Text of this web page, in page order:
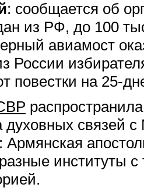
: сообщается об
из РФ, до 100
авиамост
повестки на 25-
духовных связей
институты с